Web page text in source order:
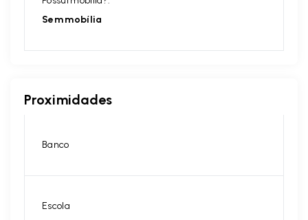
Sem mobília
Proximidades
Banco
Escola